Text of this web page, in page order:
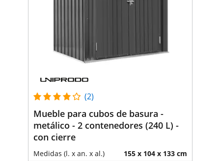
(2)
Mueble para cubos de basura -
metálico - 2 contenedores (240 L) -
con cierre
Medidas (l. x an. x al.) 155 x 104 x 133 cm